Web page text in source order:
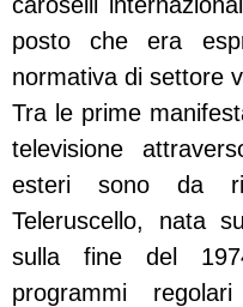
posto che era
normativa di settore
Tra le prime
televisione
esteri sono da
Teleruscello, nata
sulla fine del
programmi